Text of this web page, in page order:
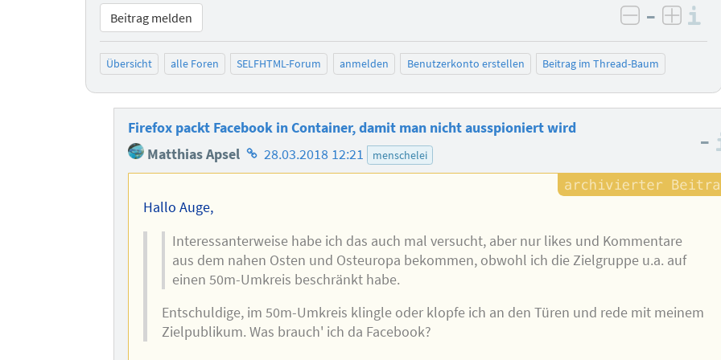
Beitrag melden negativ
–
Übersicht alle Foren SELFHTML-Forum anmelden Benutzerkonto erstellen Beitrag im Thread-Baum
Firefox packt Facebook in Container, damit man nicht ausspioniert wird
Matthias Apsel Homepage
des
28.03.2018 12:21 menschelei
–
Hallo Auge,
Interessanterweise habe ich das auch mal versucht, aber nur likes und Kommentare
aus dem nahen Osten und Osteuropa bekommen, obwohl ich die Zielgruppe u.a. auf
einen 50m-Umkreis beschränkt habe.
Entschuldige, im 50m-Umkreis klingle oder klopfe ich an den Türen und rede mit meinem
Zielpublikum. Was brauch' ich da Facebook?